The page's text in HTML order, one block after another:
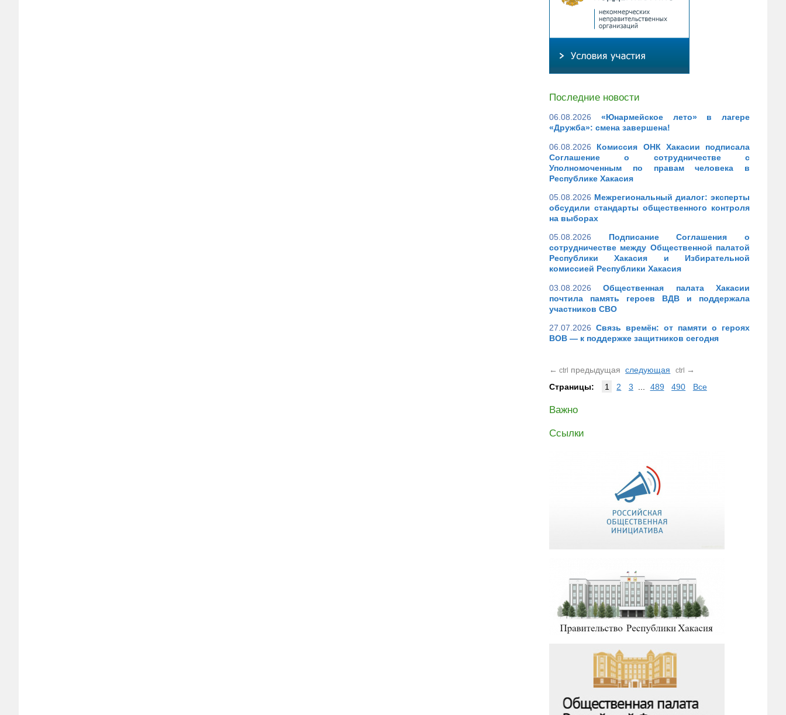
Последние новости
06.08.2026
«Юнармейское лето» в лагере
«Дружба»: смена завершена!
06.08.2026
Комиссия ОНК Хакасии подписала
Соглашение о сотрудничестве с
Уполномоченным по правам человека в
Республике Хакасия
05.08.2026 Межрегиональный диалог: эксперты
обсудили стандарты общественного контроля
на выборах
05.08.2026
Подписание Соглашения о
сотрудничестве между Общественной палатой
Республики Хакасия и Избирательной
комиссией Республики Хакасия
03.08.2026
Общественная палата Хакасии
почтила память героев ВДВ и поддержала
участников СВО
27.07.2026 Связь времён: от памяти о героях
ВОВ — к поддержке защитников сегодня
← ctrl предыдущая следующая ctrl →
Страницы:
1 2 3 489 490 Все
Важно
Ссылки